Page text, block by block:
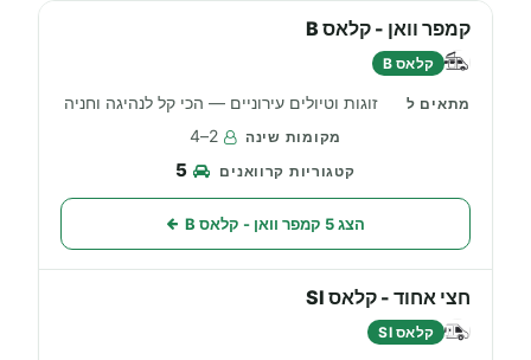
קמפר וואן - קלאס B
קלאס B
זוגות וטיולים עירוניים — הכי קל לנהיגה וחניה
2–4
5
הצג 5 קמפר וואן - קלאס B
חצי אחוד - קלאס SI
קלאס SI